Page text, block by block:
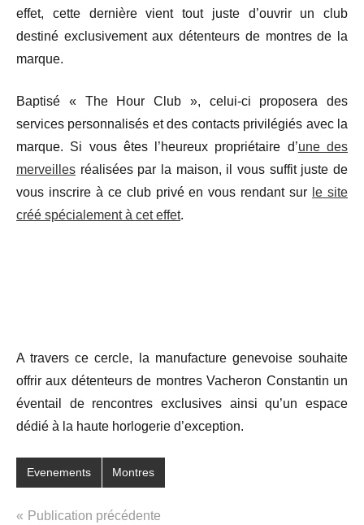
effet, cette dernière vient tout juste d’ouvrir un club
destiné exclusivement aux détenteurs de montres de la
marque.
Baptisé « The Hour Club », celui-ci proposera des
services personnalisés et des contacts privilégiés avec la
marque. Si vous êtes l’heureux propriétaire d’une des
merveilles réalisées par la maison, il vous suffit juste de
vous inscrire à ce club privé en vous rendant sur le site
créé spécialement à cet effet.
A travers ce cercle, la manufacture genevoise souhaite
offrir aux détenteurs de montres Vacheron Constantin un
éventail de rencontres exclusives ainsi qu’un espace
dédié à la haute horlogerie d’exception.
Evenements Montres
Navigation
Publication précédente